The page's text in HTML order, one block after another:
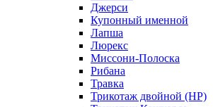
Джерси
Купонный именной
Лапша
Люрекс
Миссони-Полоска
Рибана
Травка
Трикотаж двойной (НР)